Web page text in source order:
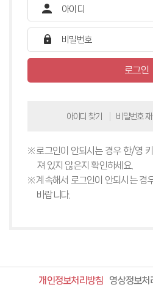
로그인
아이디 찾기 비밀번호
로그인이 안되시는 경우 한/영
져 있지 않은지 확인하세요.
계속해서 로그인이 안되시는 경
바랍니다.
개인정보처리방침 영상정보처